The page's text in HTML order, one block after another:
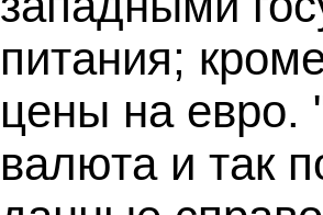
питания;
цены на
валюта и так